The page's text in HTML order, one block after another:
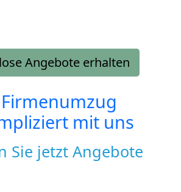
Angebote erhalten
mit uns
Sie jetzt Angebote